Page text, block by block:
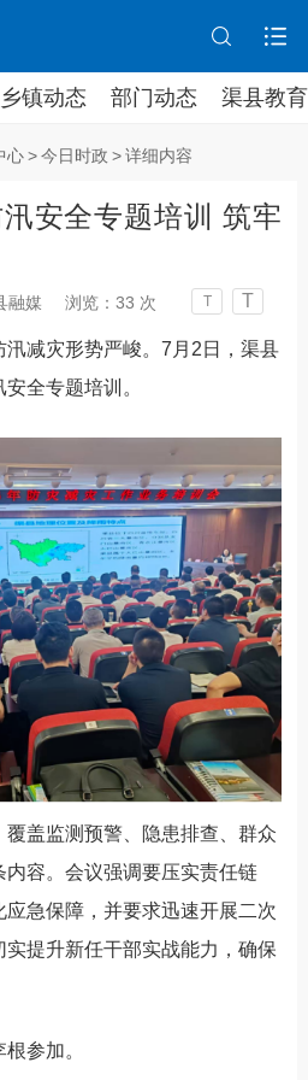
乡镇动态 部门动态 渠县教育
心 > 今日时政 > 详细内容
安全专题培训 筑牢
融媒 浏览： 33 次 T T
减灾形势严峻。 7月2日，渠县
全专题培训。
盖监测预警、隐患排查、群众
容。会议强调要压实责任链
急保障，并要求迅速开展二次
提升新任干部实战能力，确保
参加。